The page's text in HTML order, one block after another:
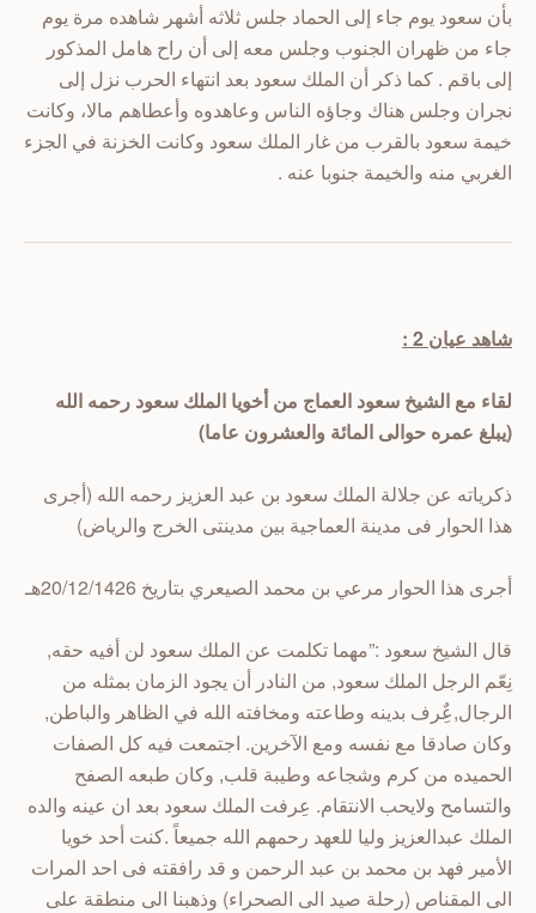
بأن سعود يوم جاء إلى الحماد جلس ثلاثه أشهر شاهده مرة يوم
جاء من ظهران الجنوب وجلس معه إلى أن راح هامل المذكور
إلى باقم . كما ذكر أن الملك سعود بعد انتهاء الحرب نزل إلى
نجران وجلس هناك وجاؤه الناس وعاهدوه وأعطاهم مالا، وكانت
خيمة سعود بالقرب من غار الملك سعود وكانت الخزنة في الجزء
الغربي منه والخيمة جنوبا عنه .
شاهد عيان 2 :
لقاء مع الشيخ سعود العماج من أخويا الملك سعود رحمه الله
(يبلغ عمره حوالى المائة والعشرون عاما)
ذكرياته عن جلالة الملك سعود بن عبد العزيز رحمه الله (أجرى
هذا الحوار فى مدينة العماجية بين مدينتى الخرج والرياض)
أجرى هذا الحوار مرعي بن محمد الصيعري بتاريخ 20/12/1426هـ
قال الشيخ سعود :”مهما تكلمت عن الملك سعود لن أفيه حقه,
نِعّم الرجل الملك سعود, من النادر أن يجود الزمان بمثله من
الرجال,عٌِرف بدينه وطاعته ومخافته الله في الظاهر والباطن,
وكان صادقا مع نفسه ومع الآخرين. اجتمعت فيه كل الصفات
الحميده من كرم وشجاعه وطيبة قلب, وكان طبعه الصفح
والتسامح ولايحب الانتقام. عِرفت الملك سعود بعد ان عينه والده
الملك عبدالعزيز وليا للعهد رحمهم الله جميعاً .كنت أحد خويا
الأمير فهد بن محمد بن عبد الرحمن و قد رافقته فى احد المرات
الى المقناص (رحلة صيد الى الصحراء) وذهبنا الى منطقة على